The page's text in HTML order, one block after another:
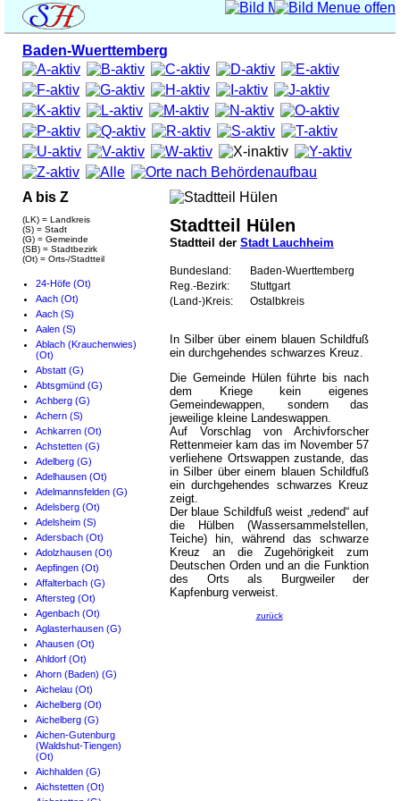
Baden-Wuerttemberg
A bis Z
(LK) = Landkreis
(S) = Stadt
(G) = Gemeinde
(SB) = Stadtbezirk
(Ot) = Orts-/Stadtteil
24-Höfe (Ot)
Aach (Ot)
Aach (S)
Aalen (S)
Ablach (Krauchenwies)
(Ot)
Abstatt (G)
Abtsgmünd (G)
Achberg (G)
Achern (S)
Achkarren (Ot)
Achstetten (G)
Adelberg (G)
Adelhausen (Ot)
Adelmannsfelden (G)
Adelsberg (Ot)
Adelsheim (S)
Adersbach (Ot)
Adolzhausen (Ot)
Aepfingen (Ot)
Affalterbach (G)
Aftersteg (Ot)
Agenbach (Ot)
Aglasterhausen (G)
Ahausen (Ot)
Ahldorf (Ot)
Ahorn (Baden) (G)
Aichelau (Ot)
Aichelberg (Ot)
Aichelberg (G)
Aichen-Gutenburg
(Waldshut-Tiengen)
(Ot)
Aichhalden (G)
Aichstetten (Ot)
Stadtteil Hülen
Stadtteil der Stadt Lauchheim
Bundesland:
Baden-Wuerttemberg
Reg.-Bezirk:
Stuttgart
(Land-)Kreis:
Ostalbkreis
In Silber über einem blauen Schildfuß
ein durchgehendes schwarzes Kreuz.
Die Gemeinde Hülen führte bis nach
dem Kriege kein eigenes
Gemeindewappen, sondern das
jeweilige kleine Landeswappen.
Auf Vorschlag von Archivforscher
Rettenmeier kam das im November 57
verliehene Ortswappen zustande, das
in Silber über einem blauen Schildfuß
ein durchgehendes schwarzes Kreuz
zeigt.
Der blaue Schildfuß weist „redend“ auf
die Hülben (Wassersammelstellen,
Teiche) hin, während das schwarze
Kreuz an die Zugehörigkeit zum
Deutschen Orden und an die Funktion
des Orts als Burgweiler der
Kapfenburg verweist.
zurück